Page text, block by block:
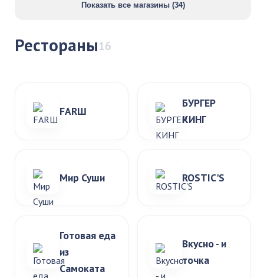
Показать все магазины (34)
Рестораны16
FARШ
БУРГЕР
КИНГ
Мир Суши ROSTIC'S
Готовая еда
из
Самоката
Вкусно - и
точка